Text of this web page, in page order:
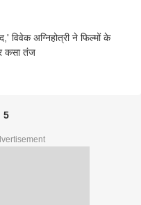
विवेक अग्निहोत्री ने फिल्मों के
कसा तंज
5